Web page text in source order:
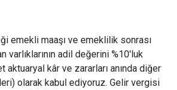
emekli maaşı ve emeklilik sonrası
varlıklarının adil değerini %10'luk
aktuaryal kâr ve zararları anında diğer
olarak kabul ediyoruz. Gelir vergisi